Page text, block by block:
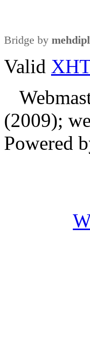
Bridge by
Valid
(2009);
Powered